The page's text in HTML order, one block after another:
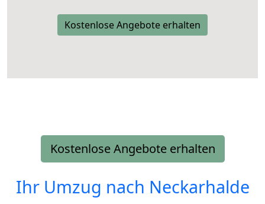
Kostenlose Angebote erhalten
Kostenlose Angebote erhalten
Ihr Umzug nach Neckarhalde